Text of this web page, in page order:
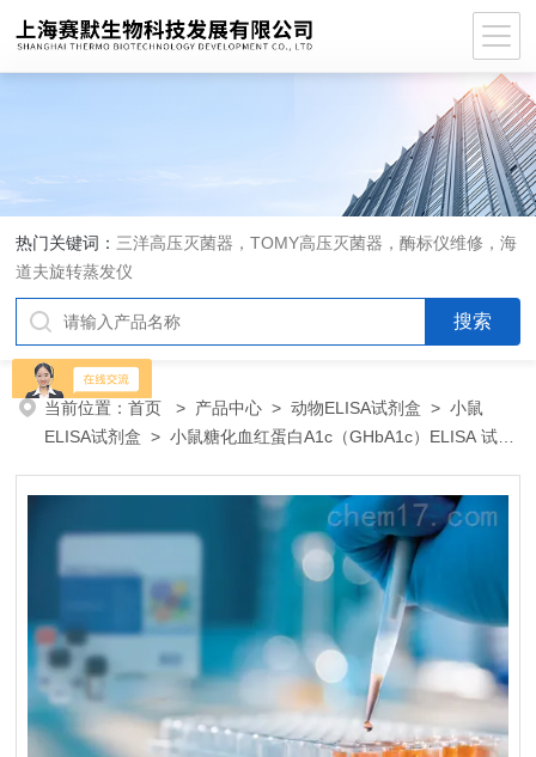
热门关键词： 三洋高压灭菌器，TOMY高压灭菌器，酶标仪维修，海
道夫旋转蒸发仪
当前位置：首页 > 产品中心 >动物ELISA试剂盒 >小鼠
ELISA试剂盒 > 小鼠糖化血红蛋白A1c（GHbA1c）ELISA 试剂